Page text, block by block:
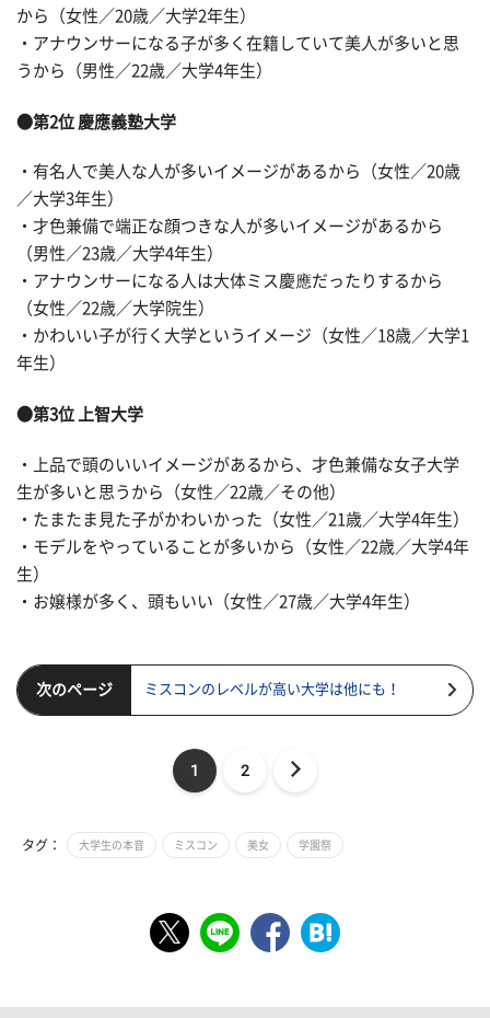
から（女性／20歳／大学2年生）
・アナウンサーになる子が多く在籍していて美人が多いと思
うから（男性／22歳／大学4年生）
●第2位 慶應義塾大学
・有名人で美人な人が多いイメージがあるから（女性／20歳
／大学3年生）
・才色兼備で端正な顔つきな人が多いイメージがあるから
（男性／23歳／大学4年生）
・アナウンサーになる人は大体ミス慶應だったりするから
（女性／22歳／大学院生）
・かわいい子が行く大学というイメージ（女性／18歳／大学1
年生）
●第3位 上智大学
・上品で頭のいいイメージがあるから、才色兼備な女子大学
生が多いと思うから（女性／22歳／その他）
・たまたま見た子がかわいかった（女性／21歳／大学4年生）
・モデルをやっていることが多いから（女性／22歳／大学4年
生）
・お嬢様が多く、頭もいい（女性／27歳／大学4年生）
次のページ ミスコンのレベルが高い大学は他にも！
1 2
タグ： 大学生の本音 ミスコン 美女 学園祭